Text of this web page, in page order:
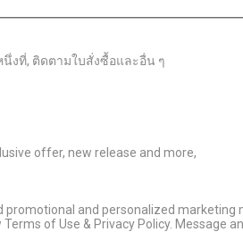
นึ่งที่, ติดตามใบสั่งซื้อและอื่น ๆ
offer, new release and more,
and personalized
of Use & Privacy Policy. Message